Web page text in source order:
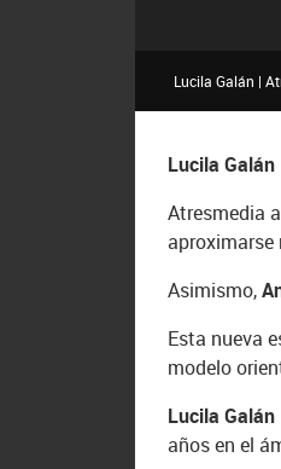
Lucila Galán |
Lucila Galán
Atresmedia
aproximarse
Asimismo,
Esta nueva
modelo
Lucila Galán
años en el